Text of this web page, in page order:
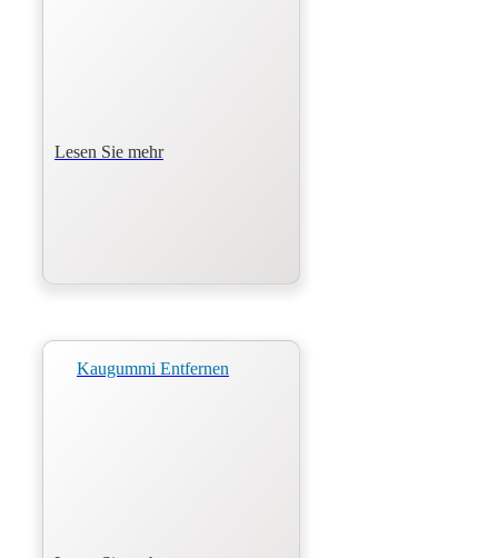
Lesen Sie mehr
Kaugummi Entfernen